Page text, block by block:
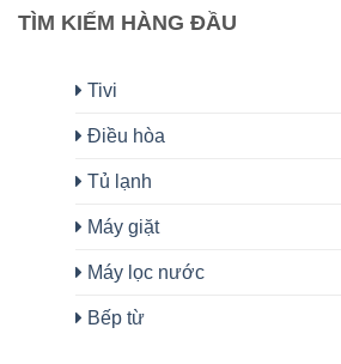
TÌM KIẾM HÀNG ĐẦU
Tivi
Điều hòa
Tủ lạnh
Máy giặt
Máy lọc nước
Bếp từ